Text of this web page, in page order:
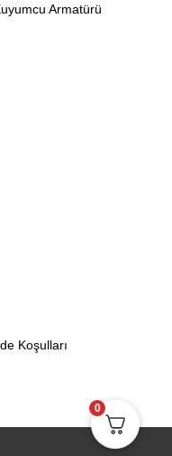
Armatürü
Koşulları
0